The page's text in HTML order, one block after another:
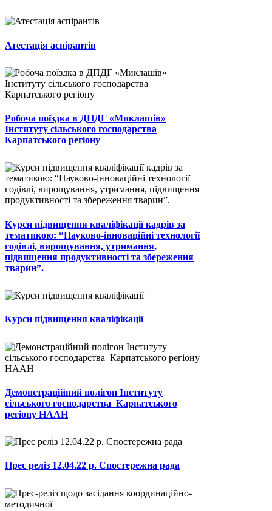
Атестація аспірантів
Робоча поїздка в ДПДГ «Миклашів»
Інституту сільського господарства
Карпатського регіону
Курси підвищення кваліфікації кадрів за
тематикою: “Науково-інноваційні технології
годівлі, вирощування, утримання,
підвищення продуктивності та збереження
тварин”.
Курси підвищення кваліфікації
Демонстраційний полігон Інституту
сільського господарства Карпатського
регіону НААН
Прес реліз 12.04.22 р. Спостережна рада